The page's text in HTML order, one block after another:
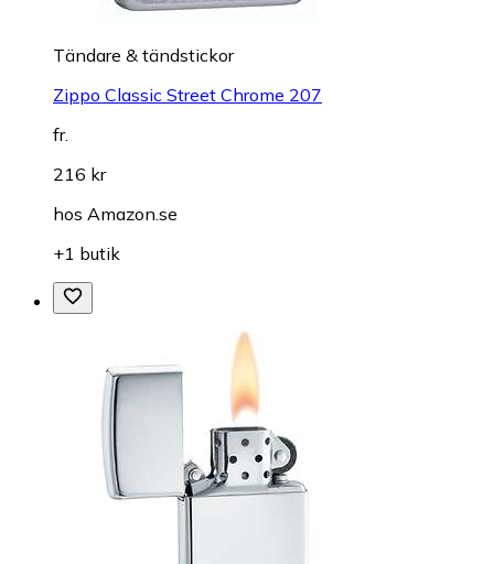
Tändare & tändstickor
Zippo Classic Street Chrome 207
fr.
216 kr
hos Amazon.se
+1 butik